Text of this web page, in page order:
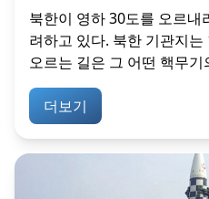
북한이 영하 30도를 오르내
려하고 있다. 북한 기관지
오르는 길은 그 어떤 핵무기
더보기